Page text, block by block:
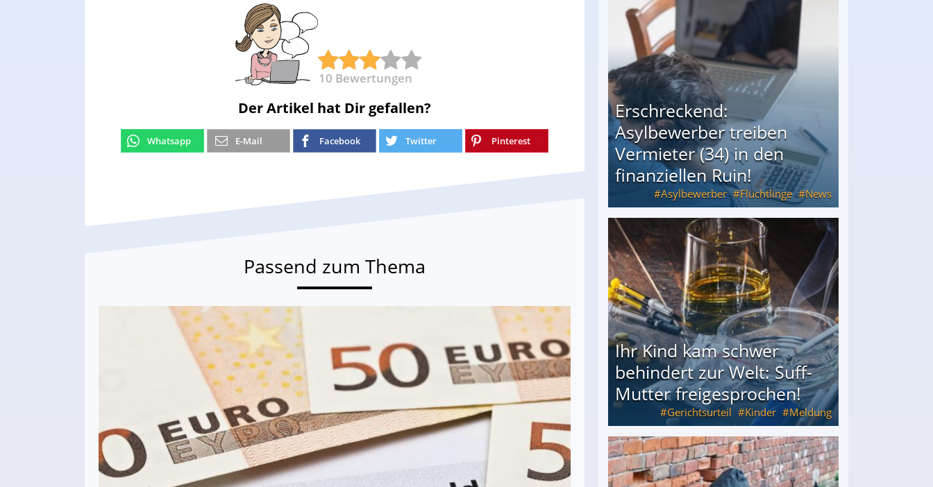
10 Bewertungen
Der Artikel hat Dir gefallen?
Whatsapp E-Mail Facebook Twitter Pinterest
Passend zum Thema
Erschreckend:
Asylbewerber treiben
Vermieter (34) in den
finanziellen Ruin!
Asylbewerber Flüchtlinge News
Erschreckend: Asylbewerber treiben Vermieter (34) in den finanziellen Ruin!
Ihr Kind kam schwer
behindert zur Welt: Suff-
Mutter freigesprochen!
Gerichtsurteil Kinder Meldung
Ihr Kind kam schwer behindert zur Welt: Suff-Mutter freigesprochen!